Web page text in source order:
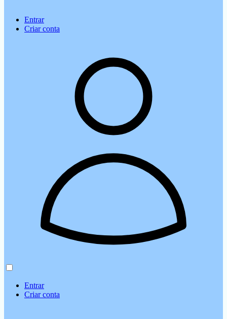
Entrar
Criar conta
Entrar
Criar conta